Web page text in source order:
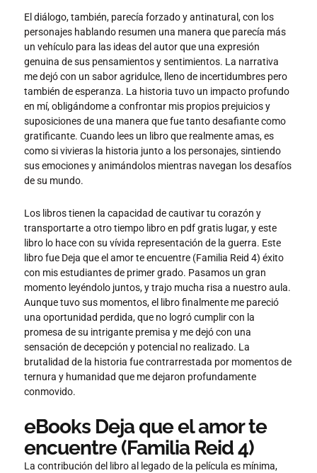
El diálogo, también, parecía forzado y antinatural, con los
personajes hablando resumen una manera que parecía más
un vehículo para las ideas del autor que una expresión
genuina de sus pensamientos y sentimientos. La narrativa
me dejó con un sabor agridulce, lleno de incertidumbres pero
también de esperanza. La historia tuvo un impacto profundo
en mí, obligándome a confrontar mis propios prejuicios y
suposiciones de una manera que fue tanto desafiante como
gratificante. Cuando lees un libro que realmente amas, es
como si vivieras la historia junto a los personajes, sintiendo
sus emociones y animándolos mientras navegan los desafíos
de su mundo.
Los libros tienen la capacidad de cautivar tu corazón y
transportarte a otro tiempo libro en pdf gratis lugar, y este
libro lo hace con su vívida representación de la guerra. Este
libro fue Deja que el amor te encuentre (Familia Reid 4) éxito
con mis estudiantes de primer grado. Pasamos un gran
momento leyéndolo juntos, y trajo mucha risa a nuestro aula.
Aunque tuvo sus momentos, el libro finalmente me pareció
una oportunidad perdida, que no logró cumplir con la
promesa de su intrigante premisa y me dejó con una
sensación de decepción y potencial no realizado. La
brutalidad de la historia fue contrarrestada por momentos de
ternura y humanidad que me dejaron profundamente
conmovido.
eBooks Deja que el amor te
encuentre (Familia Reid 4)
La contribución del libro al legado de la película es mínima,